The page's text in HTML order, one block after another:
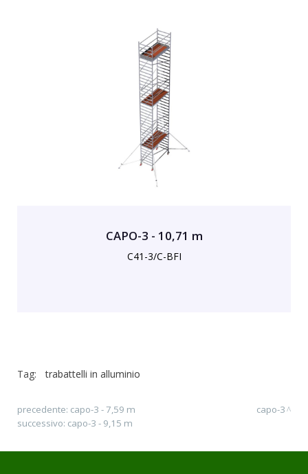
CAPO-3 - 10,71 m
C41-3/C-BFI
Tag: trabattelli in alluminio
precedente: capo-3 - 7,59 m
successivo: capo-3 - 9,15 m
capo-3